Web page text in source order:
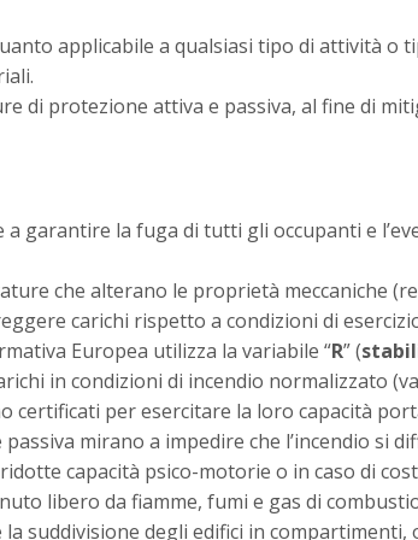
applicabile a qualsiasi tipo di attività o
di protezione attiva e passiva, al fine di
garantire la fuga di tutti gli occupanti e
che alterano le proprietà meccaniche
carichi rispetto a condizioni di
Europea utilizza la variabile “R” (
in condizioni di incendio normalizzato
certificati per esercitare la loro capacità
mirano a impedire che l’incendio si
capacità psico-motorie o in caso di
libero da fiamme, fumi e gas di
suddivisione degli edifici in compartimenti,